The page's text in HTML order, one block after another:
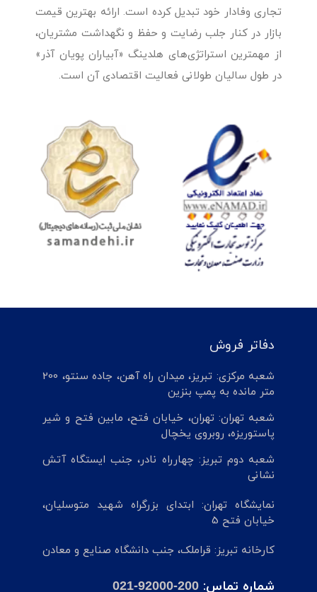
تجاری وفادار خود تبدیل کرده است. ارائه بهترین قیمت
بازار در کنار جلب رضایت و حفظ و نگهداشت مشتریان،
از مهمترین استراتژی‌های هلدینگ «آبیاران پویان آذر»
در طول سالیان طولانی فعالیت اقتصادی آن است.
دفاتر فروش
شعبه مرکزی: تبریز، میدان راه آهن، جاده سنتو، 200
متر مانده به پمپ بنزین
شعبه تهران: تهران، خیابان فتح، مابین فتح و شیر
پاستوریزه، روبروی یخچال
شعبه دوم تبریز: چهارراه نادر، جنب ایستگاه آتش
نشانی
نمایشگاه تهران: ابتدای بزرگراه شهید متوسلیان،
خیابان فتح 5
کارخانه تبریز: قراملک، جنب دانشگاه صنایع و معادن
شماره تماس: 021-92000-200